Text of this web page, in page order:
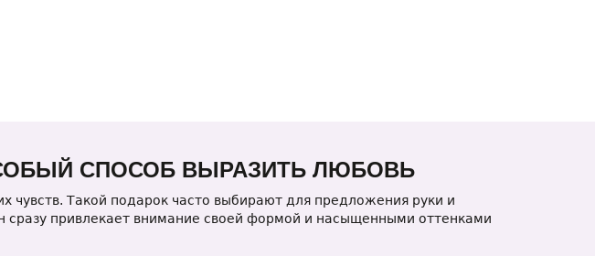
СПОСОБ ВЫРАЗИТЬ ЛЮБОВЬ
чувств. Такой подарок часто выбирают для предложения руки и
привлекает внимание своей формой и насыщенными оттенками